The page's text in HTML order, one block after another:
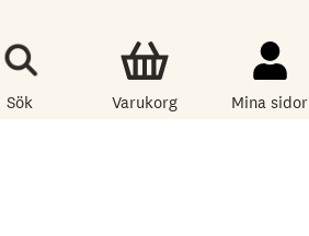
Sök Varukorg Mina sidor